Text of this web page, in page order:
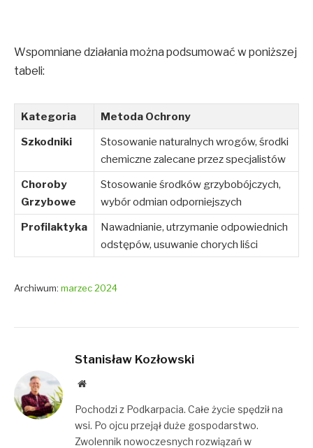
Wspomniane działania można podsumować w poniższej
tabeli:
Kategoria
Metoda Ochrony
Szkodniki
Stosowanie naturalnych wrogów, środki
chemiczne zalecane przez specjalistów
Choroby
Grzybowe
Stosowanie środków grzybobójczych,
wybór odmian odporniejszych
Profilaktyka
Nawadnianie, utrzymanie odpowiednich
odstępów, usuwanie chorych liści
Archiwum: marzec 2024
Stanisław Kozłowski
Website
Pochodzi z Podkarpacia. Całe życie spędził na
wsi. Po ojcu przejął duże gospodarstwo.
Zwolennik nowoczesnych rozwiązań w